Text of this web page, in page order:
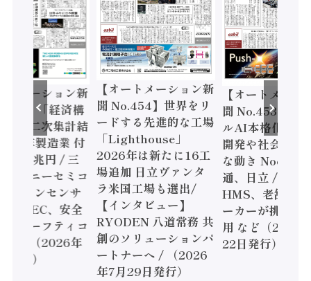
トメーション新
】「経済構
調査二次集計結
年製造業 付
額86兆円 / 三
とソニーセミコ
ジョンセンサ
/ IDEC、安全
すセーフティコ
ーラ（2026年
発行）
【オートメーション新
聞 No.454】世界をリ
ードする先進的な工場
「Lighthouse」
2026年は新たに16工
場追加 日立ヴァンタ
ラ米国工場も選出/
【インタビュー】
RYODEN 八道常務 共
創のソリューションパ
ートナーへ / （2026
年7月29日発行）
【オートメーシ
聞 No.453】フ
ルAI本格化へ
開発や社会実装
な動き Noetra
通、日立 / 兵神
HMS、老舗ポ
ーカーが挑むデ
用 など（2026
22日発行）